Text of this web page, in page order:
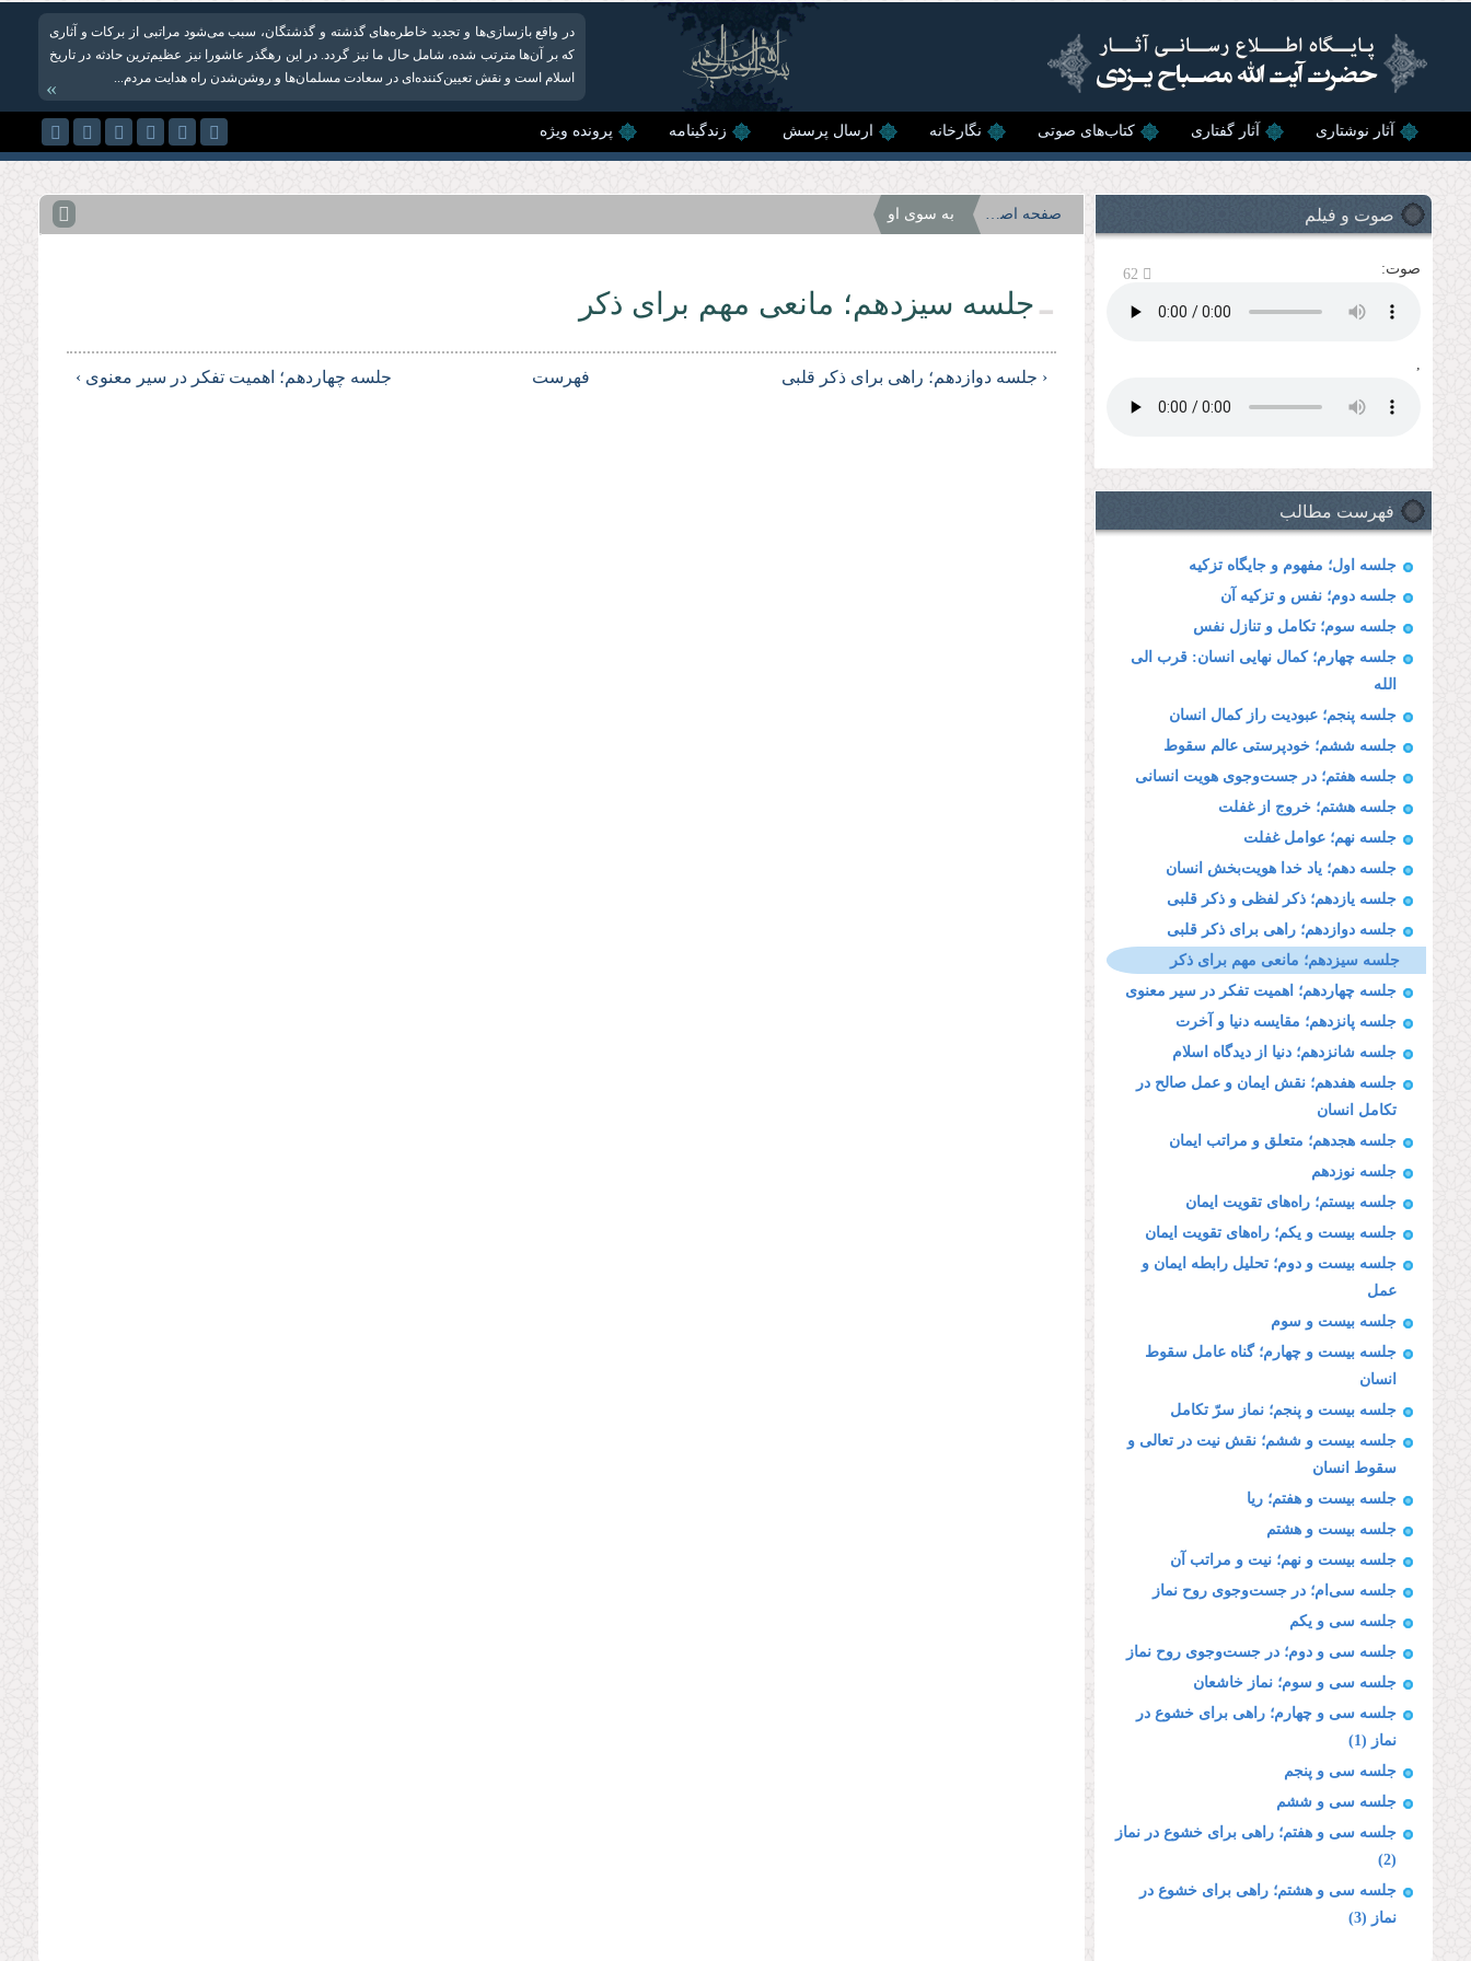
در واقع بازسازی‌ها و تجدید خاطره‌های گذشته و گذشتگان، سبب می‌شود مراتبی از برکات و آثاری
که بر آن‌ها مترتب شده، شامل حال ما نیز گردد. در این رهگذر عاشورا نیز عظیم‌ترین حادثه در تاریخ
اسلام است و نقش تعیین‌کننده‌ای در سعادت مسلمان‌ها و روشن‌شدن راه هدایت مردم...
»
آثار نوشتاری آثار گفتاری کتاب‌های صوتی نگارخانه ارسال پرسش زندگینامه پرونده ویژه
صوت و فیلم
صوت:
,
فهرست مطالب
جلسه اول؛ مفهوم و جایگاه تزکیه
جلسه دوم؛ نفس و تزکیه آن
جلسه سوم؛ تکامل و تنازل نفس
جلسه چهارم؛ کمال نهایی انسان: قرب الی
الله
جلسه پنجم؛ عبودیت راز کمال انسان
جلسه ششم؛ خودپرستی عالم سقوط
جلسه هفتم؛ در جست‌وجوی هویت انسانی
جلسه هشتم؛ خروج از غفلت
جلسه نهم؛ عوامل غفلت
جلسه دهم؛ یاد خدا هویت‌بخش انسان
جلسه یازدهم؛ ذکر لفظی و ذکر قلبی
جلسه دوازدهم؛ راهی برای ذکر قلبی
جلسه سیزدهم؛ مانعی مهم برای ذکر
جلسه چهاردهم؛ اهمیت تفکر در سیر معنوی
جلسه پانزدهم؛ مقایسه دنیا و آخرت
جلسه شانزدهم؛ دنیا از دیدگاه اسلام
جلسه هفدهم؛‌ نقش ایمان و عمل صالح در
تکامل انسان
جلسه هجدهم؛ متعلق و مراتب ایمان
جلسه نوزدهم
جلسه بیستم؛ راه‌های تقویت ایمان
جلسه بیست و یکم؛ راه‌های تقویت ایمان
جلسه بیست و دوم؛ تحلیل رابطه ایمان و
عمل
جلسه بیست و سوم
جلسه بیست و چهارم؛ گناه عامل سقوط
انسان
جلسه بیست و پنجم؛ نماز سرّ تکامل
جلسه بیست و ششم؛ نقش نیت در تعالی و
سقوط انسان
جلسه بیست و هفتم؛ ریا
جلسه بیست و هشتم
جلسه بیست و نهم؛ نیت و مراتب آن
جلسه سی‌ام؛ در جست‌وجوی روح نماز
جلسه سی و یکم
جلسه سی و دوم؛ در جست‌وجوی روح نماز
جلسه سی و سوم؛ نماز خاشعان
جلسه سی و چهارم؛ راهی برای خشوع در
نماز (1)
جلسه سی و پنجم
جلسه سی و ششم
جلسه سی و هفتم؛ راهی برای خشوع در نماز
(2)
جلسه سی و هشتم؛ راهی برای خشوع در
نماز (3)
صفحه اصلی به سوی او
جلسه سیزدهم؛ مانعی مهم برای ذکر
‹ جلسه دوازدهم؛ راهی برای ذکر قلبی فهرست جلسه چهاردهم؛ اهمیت تفکر در سیر معنوی ›